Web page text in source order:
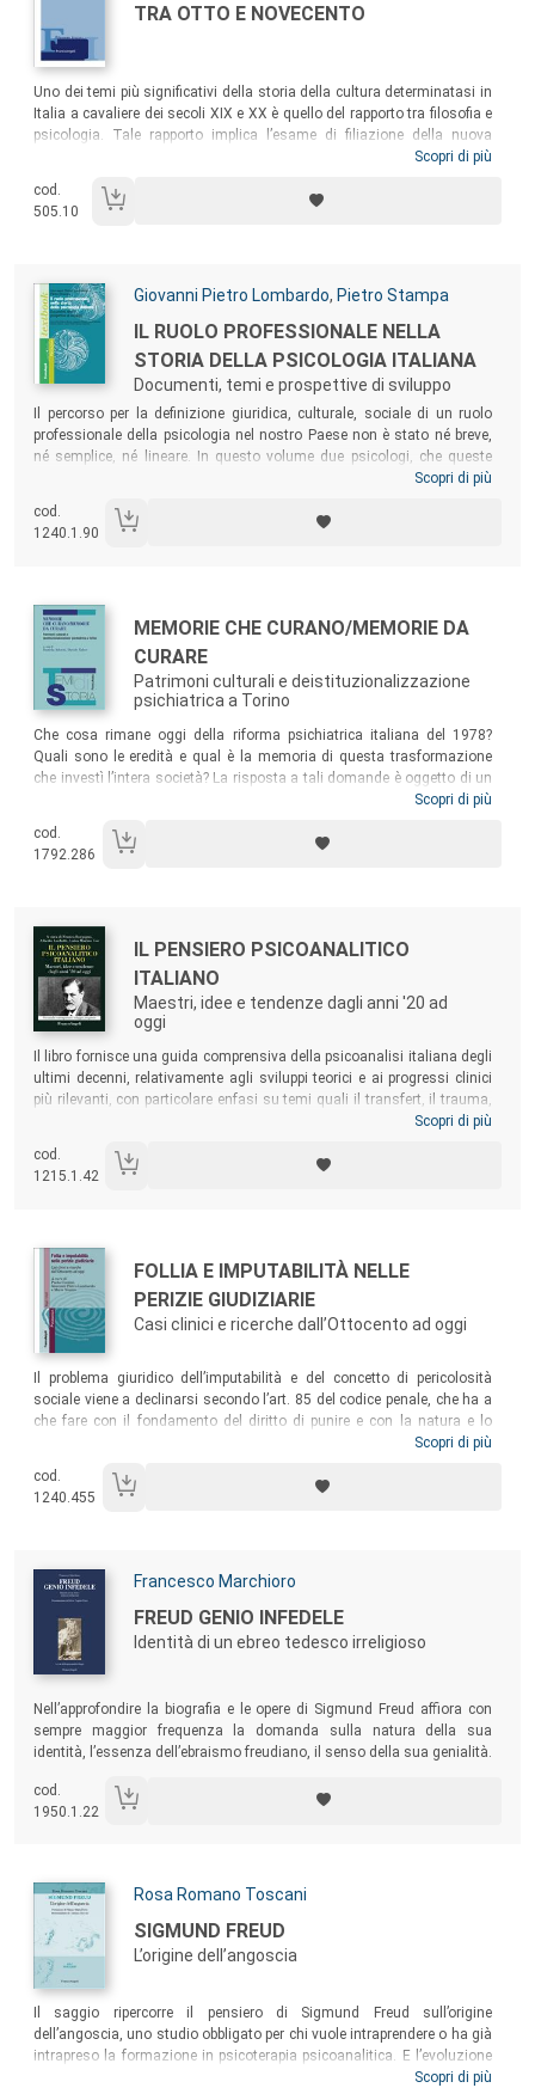
TRA OTTO E NOVECENTO
Sommario:
Uno dei temi più significativi della storia della cultura determinatasi in
Italia a cavaliere dei secoli XIX e XX è quello del rapporto tra filosofia e
psicologia. Tale rapporto implica l’esame di filiazione della nuova
psicologia dalla filosofia di fine Ottocento, oltre che il confronto diretto
ripercorrere l’itinerario cronologico e tematico della nostra tradizione
culturale per comprendere a fondo i problemi del tempo presente.
Scopri di più
cod.
505.10
Autori:
Giovanni Pietro Lombardo, Pietro Stampa
Titolo:
IL RUOLO PROFESSIONALE NELLA
STORIA DELLA PSICOLOGIA ITALIANA
Documenti, temi e prospettive di sviluppo
Sommario:
Il percorso per la definizione giuridica, culturale, sociale di un ruolo
professionale della psicologia nel nostro Paese non è stato né breve,
né semplice, né lineare. In questo volume due psicologi, che queste
vicende hanno avuto modo di seguire in modo attivo e partecipativo
attraversano interamente, introdotta da un esame della situazione
presente e delle prospettive future a breve-medio termine.
Scopri di più
cod.
1240.1.90
Autori:
Titolo:
MEMORIE CHE CURANO/MEMORIE DA
CURARE
Patrimoni culturali e deistituzionalizzazione
psichiatrica a Torino
Sommario:
Che cosa rimane oggi della riforma psichiatrica italiana del 1978?
Quali sono le eredità e qual è la memoria di questa trasformazione
che investì l’intera società? La risposta a tali domande è oggetto di un
variegato progetto di “storia applicata” che riguarda le memorie e i
attenzione al caso torinese, contesto a lungo dimenticato, ma che
permette di analizzare la complessità e la contraddittorietà di tale
Scopri di più
cod.
1792.286
Autori:
Titolo:
IL PENSIERO PSICOANALITICO
ITALIANO
Maestri, idee e tendenze dagli anni '20 ad
oggi
Sommario:
Il libro fornisce una guida comprensiva della psicoanalisi italiana degli
ultimi decenni, relativamente agli sviluppi teorici e ai progressi clinici
più rilevanti, con particolare enfasi su temi quali il transfert, il trauma,
gli stati primitivi della mente e la metapsicologia, sui quali il pensiero
Una lettura utile sia per studenti interessati a conoscere i temi della
psicoanalisi in Italia, sia per analisti esperti che vogliano approfondire
Scopri di più
cod.
1215.1.42
Autori:
Titolo:
FOLLIA E IMPUTABILITÀ NELLE
PERIZIE GIUDIZIARIE
Casi clinici e ricerche dall’Ottocento ad oggi
Sommario:
Il problema giuridico dell’imputabilità e del concetto di pericolosità
sociale viene a declinarsi secondo l’art. 85 del codice penale, che ha a
che fare con il fondamento del diritto di punire e con la natura e lo
scopo della pena. Una questione che fu al centro di un vivace dibattito
quegli anni
concretamente
, attraverso le perizie psichiatriche di quanti
– dai più noti ai meno noti – si alternarono sul teatro giudiziario,
Scopri di più
cod.
1240.455
Autori:
Francesco Marchioro
Titolo:
FREUD GENIO INFEDELE
Identità di un ebreo tedesco irreligioso
Nell’approfondire la biografia e le opere di Sigmund Freud affiora con
sempre maggior frequenza la domanda sulla natura della sua
identità, l’essenza dell’ebraismo freudiano, il senso della sua genialità.
sociale cresce dunque Freud, «il primogenito di una giovane madre,
che da quest’aria, da questa terra, ricevette le prime indelebili
cod.
1950.1.22
Autori:
Rosa Romano Toscani
Titolo:
SIGMUND FREUD
L’origine dell’angoscia
Sommario:
Il saggio ripercorre il pensiero di Sigmund Freud sull’origine
dell’angoscia, uno studio obbligato per chi vuole intraprendere o ha già
intrapreso la formazione in psicoterapia psicoanalitica. E l’evoluzione
della psicoanalisi e le diverse applicazioni in setting modificati non
Scopri di più